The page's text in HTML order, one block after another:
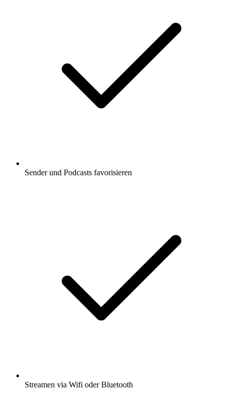
Sender und Podcasts favorisieren
Streamen via Wifi oder Bluetooth